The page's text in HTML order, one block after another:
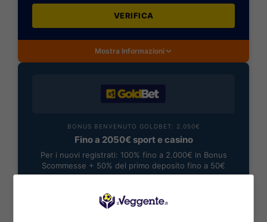
VERIFICA
Mostra Informazioni
BONUS BENVENUTO GOLDBET: 2.050€
Fino a 2050€ sport e casino
Per i nuovi registrati: 100% fino a 2.000€ in Bonus
Scommesse + 50% del primo deposito fino a 50€
2050€